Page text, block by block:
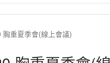
重夏季會(線上會議)